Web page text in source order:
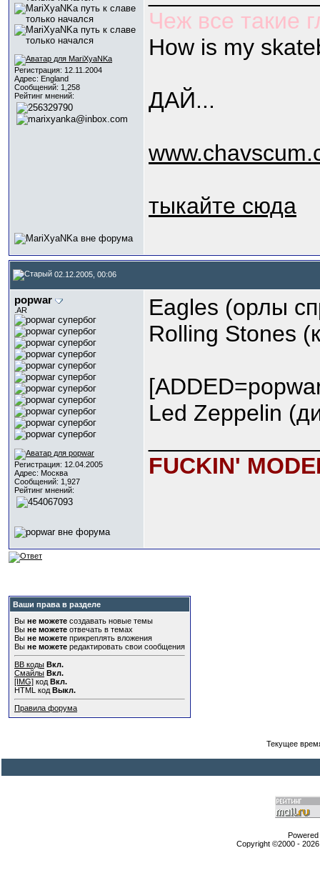
Регистрация: 12.11.2004
Адрес: England
Сообщений: 1,258
Рейтинг мнений:
Чеж все такие
How is my
ДАЙ...
тыкайте сюда
02.12.2005, 00:06
popwar
.AR
Регистрация: 12.04.2005
Адрес: Москва
Сообщений: 1,927
Рейтинг мнений:
Eagles (орлы
Rolling Stones
Led Zeppelin
FUCKIN'
Ваши права в разделе
Вы не можете создавать новые темы
Вы не можете отвечать в темах
Вы не можете прикреплять вложения
Вы не можете редактировать свои сообщения
BB коды Вкл.
Смайлы Вкл.
[IMG] код Вкл.
HTML код Выкл.
Правила форума
Текущее
Copyright ©2000 -